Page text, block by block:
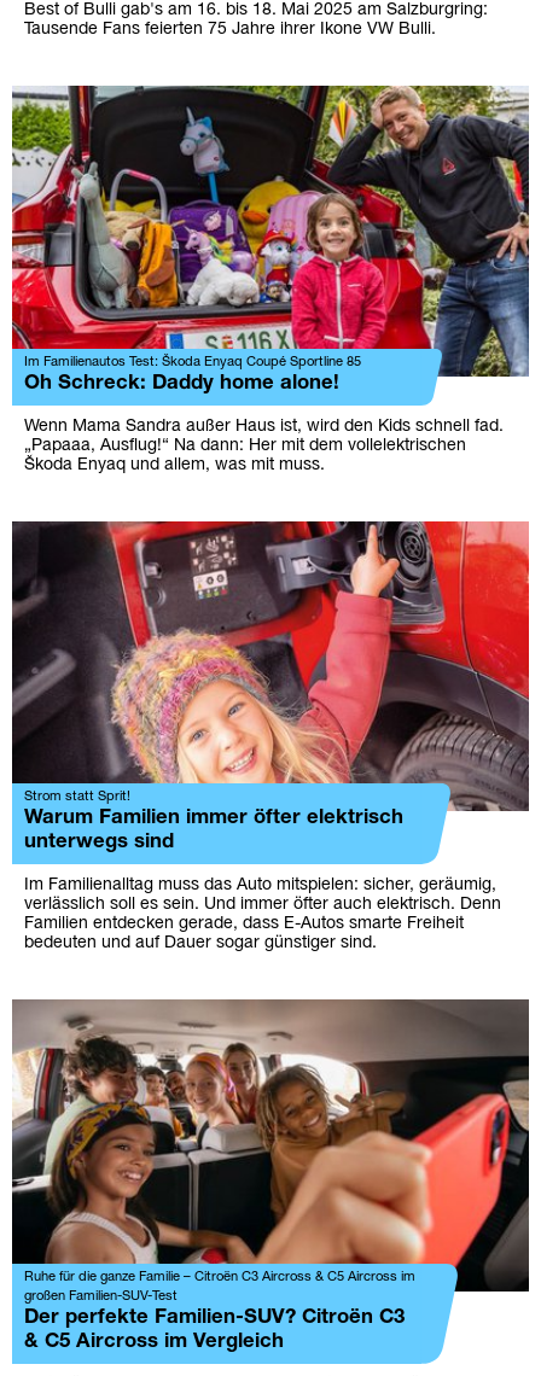
Best of Bulli gab's am 16. bis 18. Mai 2025 am Salzburgring:
Tausende Fans feierten 75 Jahre ihrer Ikone VW Bulli.
Im Familienautos Test: Škoda Enyaq Coupé Sportline 85
Oh Schreck: Daddy home alone!
Wenn Mama Sandra außer Haus ist, wird den Kids schnell fad.
„Papaaa, Ausflug!“ Na dann: Her mit dem vollelektrischen
Škoda Enyaq und allem, was mit muss.
Strom statt Sprit!
Warum Familien immer öfter elektrisch
unterwegs sind
Im Familienalltag muss das Auto mitspielen: sicher, geräumig,
verlässlich soll es sein. Und immer öfter auch elektrisch. Denn
Familien entdecken gerade, dass E-Autos smarte Freiheit
bedeuten und auf Dauer sogar günstiger sind.
Ruhe für die ganze Familie – Citroën C3 Aircross & C5 Aircross im
großen Familien-SUV-Test
Der perfekte Familien-SUV? Citroën C3
& C5 Aircross im Vergleich